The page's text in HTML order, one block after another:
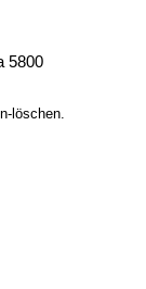
5800
löschen.